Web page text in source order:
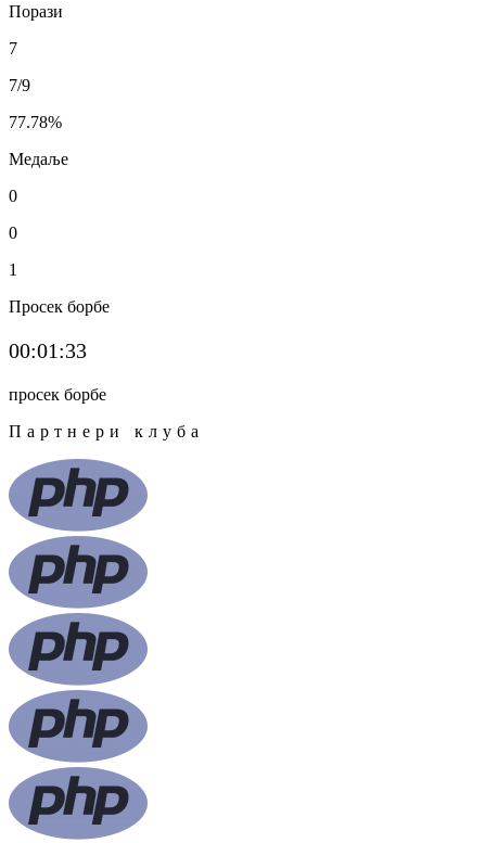
Порази
7
7/9
77.78%
Медаље
0
0
1
Просек борбе
00:01:33
просек борбе
Партнери клуба